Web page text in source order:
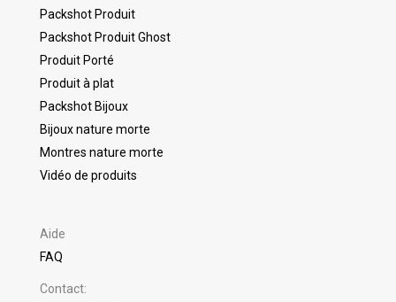
Packshot Produit
Packshot Produit Ghost
Produit Porté
Produit à plat
Packshot Bijoux
Bijoux nature morte
Montres nature morte
Vidéo de produits
Aide
FAQ
Contact: